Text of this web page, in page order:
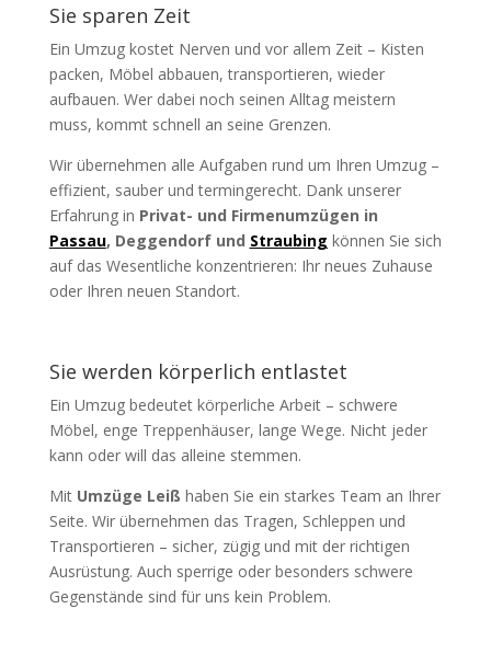
Sie sparen Zeit
Ein Umzug kostet Nerven und vor allem Zeit – Kisten
packen, Möbel abbauen, transportieren, wieder
aufbauen. Wer dabei noch seinen Alltag meistern
muss, kommt schnell an seine Grenzen.
Wir übernehmen alle Aufgaben rund um Ihren Umzug –
effizient, sauber und termingerecht. Dank unserer
Erfahrung in Privat- und Firmenumzügen in
Passau, Deggendorf und Straubing können Sie sich
auf das Wesentliche konzentrieren: Ihr neues Zuhause
oder Ihren neuen Standort.
Sie werden körperlich entlastet
Ein Umzug bedeutet körperliche Arbeit – schwere
Möbel, enge Treppenhäuser, lange Wege. Nicht jeder
kann oder will das alleine stemmen.
Mit Umzüge Leiß haben Sie ein starkes Team an Ihrer
Seite. Wir übernehmen das Tragen, Schleppen und
Transportieren – sicher, zügig und mit der richtigen
Ausrüstung. Auch sperrige oder besonders schwere
Gegenstände sind für uns kein Problem.